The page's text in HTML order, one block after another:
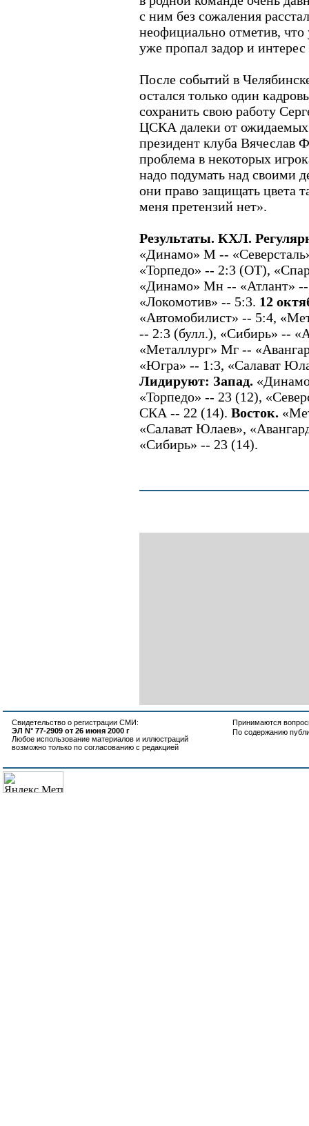
с ним без сожаления
неофициально отметив, что
уже пропал задор и
После событий в
остался только один
сохранить свою работу
ЦСКА далеки от
президент клуба Вячеслав
проблема в некоторых
надо подумать над своими
они право защищать цвета
меня претензий нет».
Результаты. КХЛ.
«Динамо» М --
«Торпедо» -- 2:3 (ОТ),
«Динамо» Мн -- «Атлант»
«Локомотив» -- 5:3. 12
«Автомобилист» -- 5:4,
-- 2:3 (булл.), «Сибирь» --
«Металлург» Мг --
«Югра» -- 1:3, «Салават
Лидируют: Запад.
«Торпедо» -- 23 (12),
СКА -- 22 (14). Восток.
«Салават Юлаев»,
«Сибирь» -- 23 (14).
Свидетельство о регистрации СМИ:
ЭЛ N° 77-2909 от 26 июня 2000 г
Любое использование материалов и иллюстраций
возможно только по согласованию с редакцией
Принимаются
По содержанию